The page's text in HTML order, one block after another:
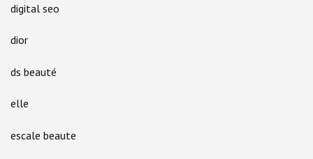
digital seo
dior
ds beauté
elle
escale beaute